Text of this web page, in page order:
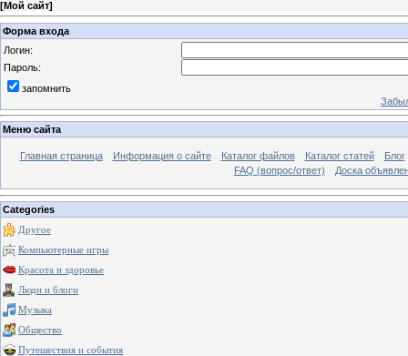
[Мой сайт]
Форма входа
Логин:
Пароль:
запомнить
Меню сайта
Главная страница Информация о сайте Каталог файлов Каталог статей
Блог
FAQ (вопрос/ответ)
Доска
Categories
Другое
Компьютерные игры
Красота и здоровье
Люди и блоги
Музыка
Общество
Путешествия и события